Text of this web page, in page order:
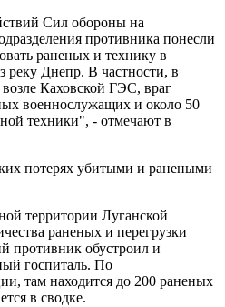
Сил обороны на
противника понесли
раненых и технику в
реку Днепр. В частности, в
Каховской ГЭС, враг
военнослужащих и около 50
техники", - отмечают в
потерях убитыми и ранеными
территории Луганской
раненых и перегрузки
противник обустроил и
госпиталь. По
там находится до 200 раненых
в сводке.